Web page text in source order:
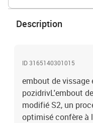
Description
ID 3165140301015
embout de vissage
pozidrivL'embout
modifié S2, un
optimisé confère à